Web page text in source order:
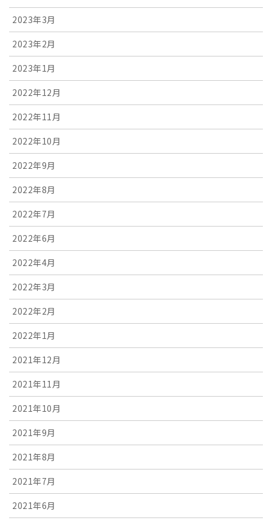
2023年3月
2023年2月
2023年1月
2022年12月
2022年11月
2022年10月
2022年9月
2022年8月
2022年7月
2022年6月
2022年4月
2022年3月
2022年2月
2022年1月
2021年12月
2021年11月
2021年10月
2021年9月
2021年8月
2021年7月
2021年6月